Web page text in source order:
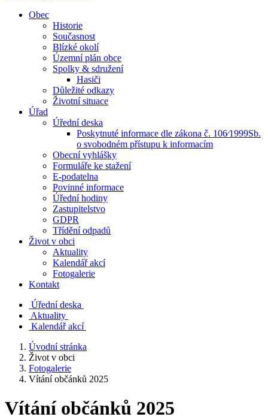
Obec
Historie
Současnost
Blízké okolí
Územní plán obce
Spolky & sdružení
Hasiči
Důležité odkazy
Životní situace
Úřad
Úřední deska
Poskytnuté informace dle zákona č. 106⁄1999Sb.
o svobodném přístupu k informacím
Obecní vyhlášky
Formuláře ke stažení
E-podatelna
Povinné informace
Úřední hodiny
Zastupitelstvo
GDPR
Třídění odpadů
Život v obci
Aktuality
Kalendář akcí
Fotogalerie
Kontakt
Úřední deska
Aktuality
Kalendář akcí
Úvodní stránka
Život v obci
Fotogalerie
Vítání občánků 2025
Vítání občánků 2025